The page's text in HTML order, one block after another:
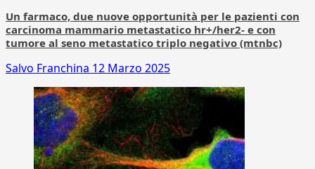
Un farmaco, due nuove opportunità per le pazienti con
carcinoma mammario metastatico hr+/her2- e con
tumore al seno metastatico triplo negativo (mtnbc)
Salvo Franchina 12 Marzo 2025